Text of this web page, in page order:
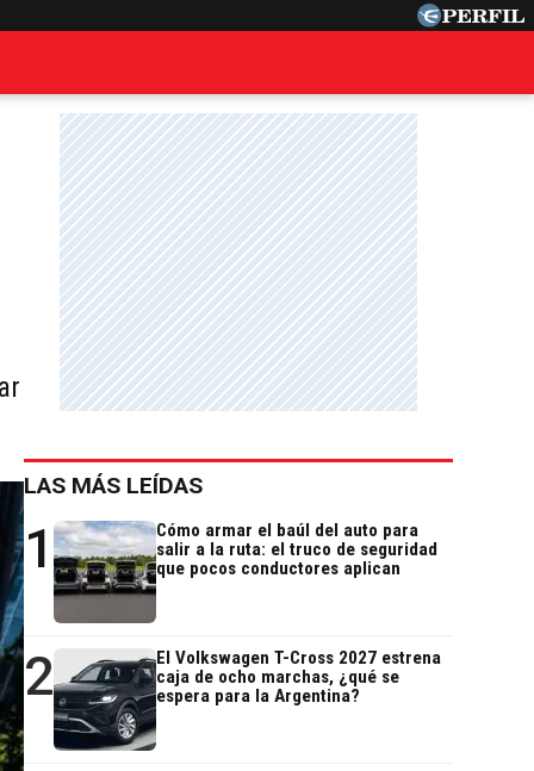
LAS MÁS LEÍDAS
1
Cómo armar el baúl del auto para
salir a la ruta: el truco de seguridad
que pocos conductores aplican
2
El Volkswagen T-Cross 2027 estrena
caja de ocho marchas, ¿qué se
espera para la Argentina?